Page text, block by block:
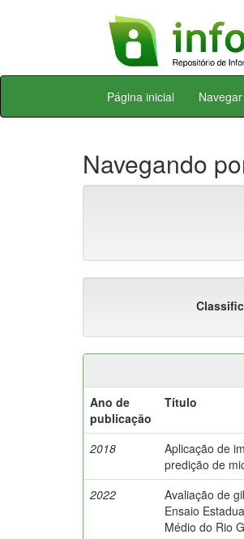
Skip
Página inicial Navegar
Navegando
Ano de
publicação
Título
2018
Aplicação de
predição de
2022
Avaliação de
Ensaio
Médio do Rio